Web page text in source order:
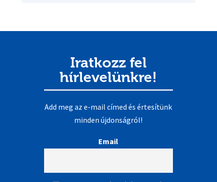
Iratkozz fel
hírlevelünkre!
Add meg az e-mail címed és értesítünk
minden újdonságról!
Email